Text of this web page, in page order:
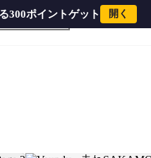
300ポイントゲット 開く